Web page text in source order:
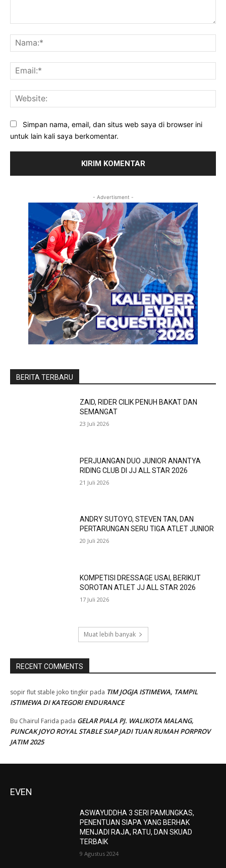
Simpan nama, email, dan situs web saya di browser ini
untuk lain kali saya berkomentar.
- Advertisment -
BERITA TERBARU
ZAID, RIDER CILIK PENUH BAKAT DAN
SEMANGAT
23 Juli 2026
PERJUANGAN DUO JUNIOR ANANTYA
RIDING CLUB DI JJ ALL STAR 2026
21 Juli 2026
ANDRY SUTOYO, STEVEN TAN, DAN
PERTARUNGAN SERU TIGA ATLET JUNIOR
20 Juli 2026
KOMPETISI DRESSAGE USAI, BERIKUT
SOROTAN ATLET JJ ALL STAR 2026
17 Juli 2026
Muat lebih banyak
RECENT COMMENTS
sopir flut stable joko tingkir pada TIM JOGJA ISTIMEWA, TAMPIL
ISTIMEWA DI KATEGORI ENDURANCE
Bu Chairul Farida pada GELAR PIALA PJ. WALIKOTA MALANG,
PUNCAK JOYO ROYAL STABLE SIAP JADI TUAN RUMAH PORPROV
JATIM 2025
EVEN
ASWAYUDDHA 3 SERI PAMUNGKAS,
PENENTUAN SIAPA YANG BERHAK
MENJADI RAJA, RATU, DAN SKUAD
TERBAIK
9 Agustus 2024